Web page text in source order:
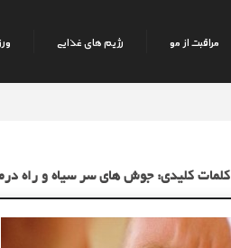
مراقبت از مو رژیم های غذایی
کلمات کلیدی: جوش های سر سیاه و راه